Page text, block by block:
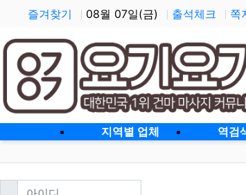
즐겨찾기 08월 07일(금) 출석체크 쪽
지역별 업체 역검
아이디필수